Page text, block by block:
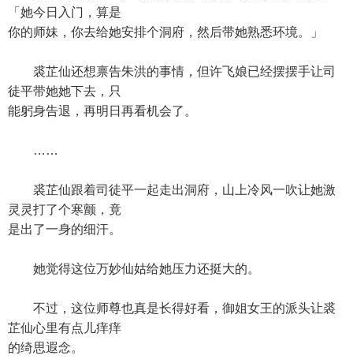
「她今日入门，算是
你的师妹，你去给她安排个洞府，然后带她熟悉环境。」
裘芷仙还想禀告朱洪的事情，但许飞娘已经摆摆手让司
徒平带她她下去，只
能躬身告退，再明日再看机会了。
……
裘芷仙跟着司徒平一起走出洞府，山上冷风一吹让她激
灵灵打了个寒颤，竟
是出了一身的细汗。
她觉得这位万妙仙姑给她压力还挺大的。
不过，这位师尊也真是长得好看，御姐女王的派头让裘
芷仙心里有点儿痒痒
的绮思遐念。